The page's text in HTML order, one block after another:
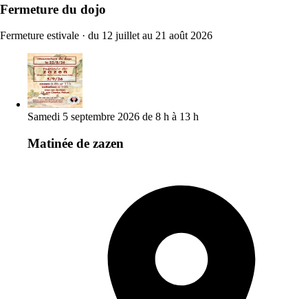
Fermeture du dojo
Fermeture estivale · du 12 juillet au 21 août 2026
Samedi 5 septembre 2026 de 8 h à 13 h
Matinée de zazen